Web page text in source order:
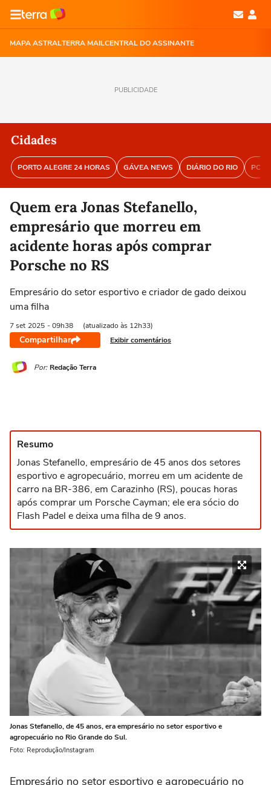
MAPA ASTRALTERRA MAILCENTRAL DO ASSINANTE
PUBLICIDADE
Cidades
PORTO ALEGRE 24 HORAS GÁVEA NEWS DIÁRIO DO RIO
Quem era Jonas Stefanello,
empresário que morreu em
acidente horas após comprar
Porsche no RS
Empresário do setor esportivo e criador de gado deixou
uma filha
7 set 2025 - 09h38 (atualizado às 12h33)
Compartilhar Exibir comentários
Por: Redação Terra
Resumo
Jonas Stefanello, empresário de 45 anos dos setores
esportivo e agropecuário, morreu em um acidente de
carro na BR-386, em Carazinho (RS), poucas horas
após comprar um Porsche Cayman; ele era sócio do
Flash Padel e deixa uma filha de 9 anos.
Jonas Stefanello, de 45 anos, era empresário no setor esportivo e
agropecuário no Rio Grande do Sul.
Foto: Reprodução/Instagram
Empresário no setor esportivo e agropecuário no